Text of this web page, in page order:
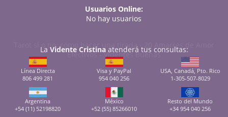
Usuarios Online:
No hay usuarios
Tarot sí o no: cómo hacer una tirada-
20 Amarres de Amor
Efectivos-Videntes Buenas
La Vidente Cristinaatenderá tus consultas:
Línea Directa
806 499 281
Visa y PayPal
954 040 256
USA, Canadá, Pto. Rico
1-305-507-8029
Argentina
+54 (11) 52198820
México
+52 (55) 85266010
Resto del Mundo
+34 954 040 256